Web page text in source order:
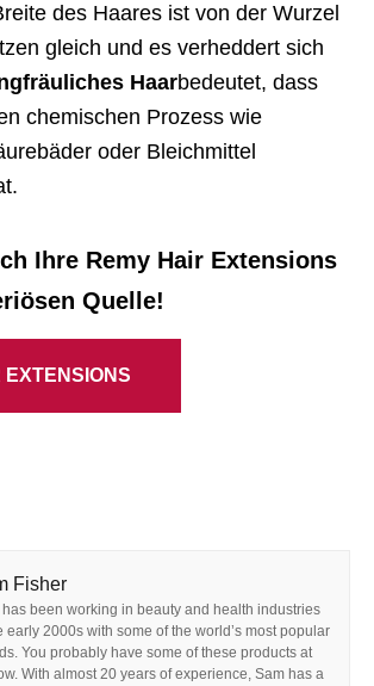
des Haares ist von der Wurzel
gleich und es verheddert sich
Haarbedeutet, dass
chemischen Prozess wie
oder Bleichmittel
Ihre Remy Hair Extensions
Quelle!
EXTENSIONS
Fisher
has been working in beauty and health industries
early 2000s with some of the world’s most popular
You probably have some of these products at
With almost 20 years of experience, Sam has a